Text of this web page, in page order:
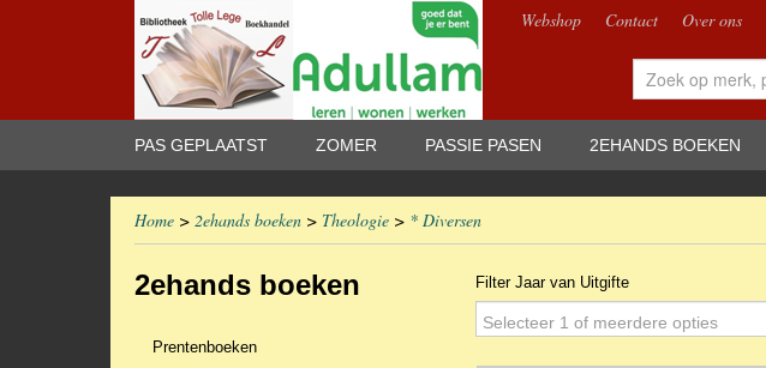
Webshop Contact Over ons
PAS GEPLAATST ZOMER PASSIE PASEN 2EHANDS BOEKEN
Home > 2ehands boeken > Theologie > * Diversen
2ehands boeken
Prentenboeken
Filter Jaar van Uitgifte
Selecteer 1 of meerdere opties